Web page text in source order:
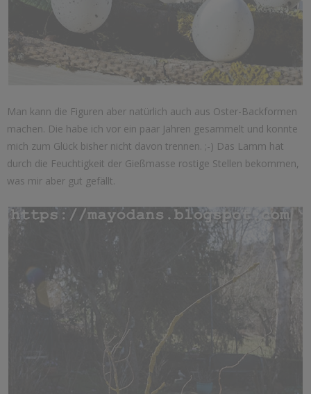
Man kann die Figuren aber natürlich auch aus Oster-Backformen
machen. Die habe ich vor ein paar Jahren gesammelt und konnte
mich zum Glück bisher nicht davon trennen. ;-) Das Lamm hat
durch die Feuchtigkeit der Gießmasse rostige Stellen bekommen,
was mir aber gut gefällt.